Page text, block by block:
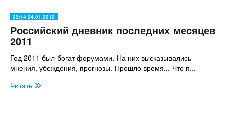
22:14 24.01.2012
Российский дневник последних месяцев
2011
Год 2011 был богат форумами. На них высказывались
мнения, убеждения, прогнозы. Прошло время... Что п...
Читать